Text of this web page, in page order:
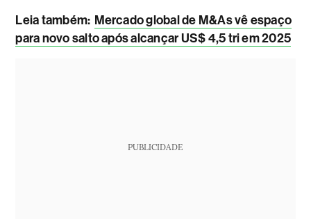
Leia também: Mercado global de M&As vê espaço
para novo salto após alcançar US$ 4,5 tri em 2025
PUBLICIDADE